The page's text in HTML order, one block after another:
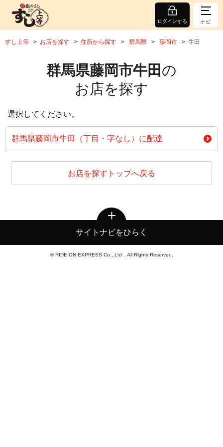
ログインする ナビ
すし上等 お店を探す 住所から探す 群馬県 藤岡市 牛田
群馬県藤岡市牛田 の
お店を探す
選択してください。
群馬県藤岡市牛田（丁目・字なし）に配達
お店を探すトップへ戻る
サイトナビをひらく
© RIDE ON EXPRESS Co., Ltd．All Rights Reserved.